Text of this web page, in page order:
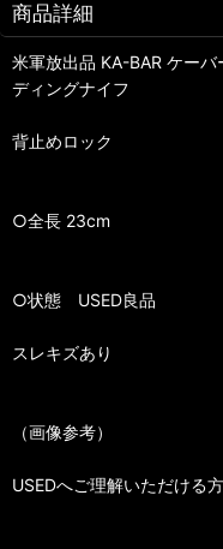
商品詳細
米軍放出品 KA-BAR ケー
ディングナイフ
背止めロック
○全長 23cm
○状態 USED良品
スレキズあり
（画像参考）
USEDへご理解いただける